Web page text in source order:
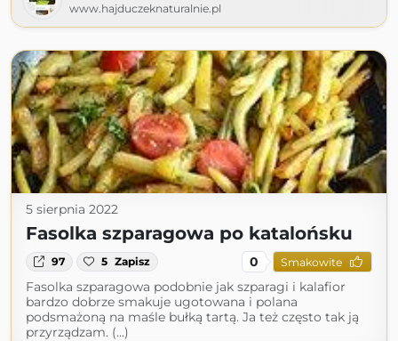
www.hajduczeknaturalnie.pl
5 sierpnia 2022
Fasolka szparagowa po katalońsku
97 5 Zapisz 0 Smakowite
Fasolka szparagowa podobnie jak szparagi i kalafior
bardzo dobrze smakuje ugotowana i polana
podsmażoną na maśle bułką tartą. Ja też często tak ją
przyrządzam. (...)